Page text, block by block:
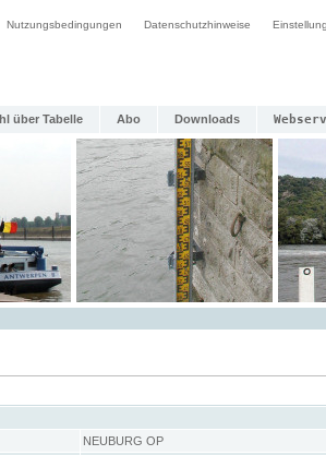
Nutzungsbedingungen Datenschutzhinweise
über Tabelle Abo Downloads
NEUBURG OP